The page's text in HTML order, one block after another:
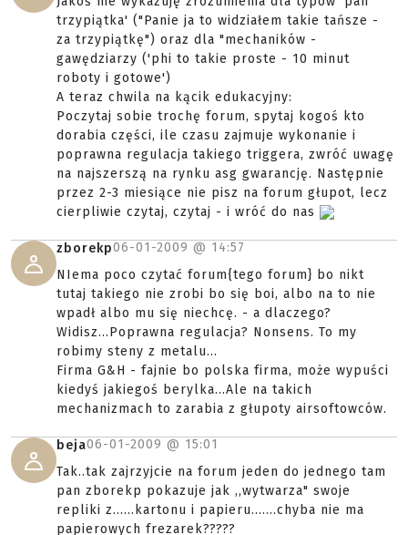
trzypiątka' ("Panie ja to widziałem takie tańsze -
za trzypiątkę") oraz dla "mechaników -
gawędziarzy ('phi to takie proste - 10 minut
roboty i gotowe')
A teraz chwila na kącik edukacyjny:
Poczytaj sobie trochę forum, spytaj kogoś kto
dorabia części, ile czasu zajmuje wykonanie i
poprawna regulacja takiego triggera, zwróć uwagę
na najszerszą na rynku asg gwarancję. Następnie
przez 2-3 miesiące nie pisz na forum głupot, lecz
cierpliwie czytaj, czytaj - i wróć do nas
zborekp06-01-2009 @ 14:57
NIema poco czytać forum{tego forum} bo nikt
tutaj takiego nie zrobi bo się boi, albo na to nie
wpadł albo mu się niechcę. - a dlaczego?
Widisz...Poprawna regulacja? Nonsens. To my
robimy steny z metalu...
Firma G&H - fajnie bo polska firma, może wypuści
kiedyś jakiegoś berylka...Ale na takich
mechanizmach to zarabia z głupoty airsoftowców.
beja06-01-2009 @ 15:01
Tak..tak zajrzyjcie na forum jeden do jednego tam
pan zborekp pokazuje jak ,,wytwarza" swoje
repliki z......kartonu i papieru.......chyba nie ma
papierowych frezarek?????